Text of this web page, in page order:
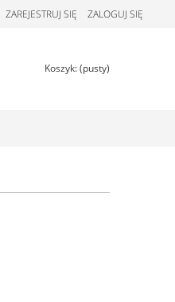
ZAREJESTRUJ SIĘ ZALOGUJ SIĘ
Koszyk:(pusty)